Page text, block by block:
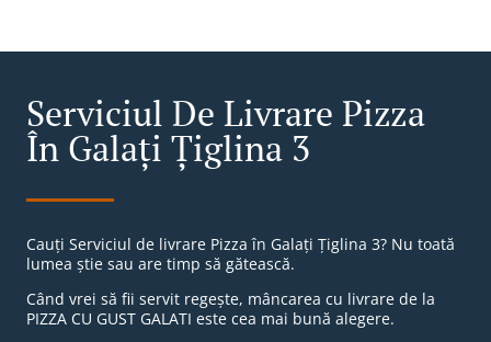
Serviciul De Livrare Pizza
În Galați Țiglina 3
Cauți Serviciul de livrare Pizza în Galați Țiglina 3? Nu toată
lumea știe sau are timp să gătească.
Când vrei să fii servit regește, mâncarea cu livrare de la
PIZZA CU GUST GALATI este cea mai bună alegere.